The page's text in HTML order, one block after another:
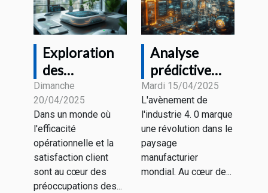
Exploration
des
avantages
des chatbots
pour les
entreprises
modernes
Dimanche
20/04/2025
Dans un monde où
l'efficacité
opérationnelle et la
satisfaction client
sont au cœur des
préoccupations des...
Analyse
prédictive
dans
l'industrie 4.0
comment les
données
transforment
les usines
Mardi 15/04/2025
L'avènement de
l'industrie 4. 0 marque
une révolution dans le
paysage
manufacturier
mondial. Au cœur de...